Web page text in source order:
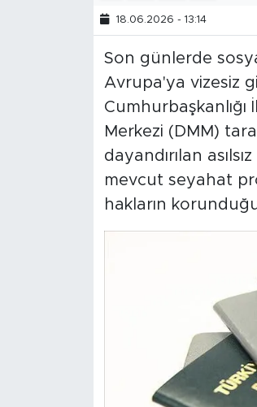
18.06.2026 - 13:14
Son günlerde
Avrupa'ya vizesiz
Merkezi (DMM)
dayandırılan
mevcut seyahat
hakların